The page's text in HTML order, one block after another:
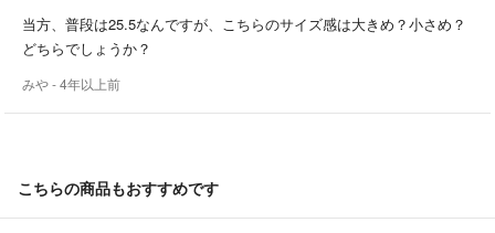
★パンツ類の写真で使われているベルトはあくまで着用イメージとなっ
★サイズ表記に関して
を参考にしていただければ
探しやすくなっております
当方、普段は25.5なんですが、こちらのサイズ感は大きめ？小さめ？
どちらでしょうか？
みや- 4年以上前
こちらの商品もおすすめです